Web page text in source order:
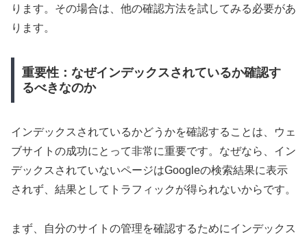
ります。その場合は、他の確認方法を試してみる必要があ
ります。
重要性：なぜインデックスされているか確認す
るべきなのか
インデックスされているかどうかを確認することは、ウェ
ブサイトの成功にとって非常に重要です。なぜなら、イン
デックスされていないページはGoogleの検索結果に表示
されず、結果としてトラフィックが得られないからです。
まず、自分のサイトの管理を確認するためにインデックス